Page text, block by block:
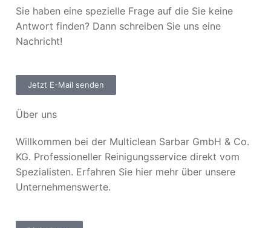
Sie haben eine spezielle Frage auf die Sie keine
Antwort finden? Dann schreiben Sie uns eine
Nachricht!
Jetzt E-Mail senden
Über uns
Willkommen bei der Multiclean Sarbar GmbH & Co.
KG. Professioneller Reinigungsservice direkt vom
Spezialisten. Erfahren Sie hier mehr über unsere
Unternehmenswerte.